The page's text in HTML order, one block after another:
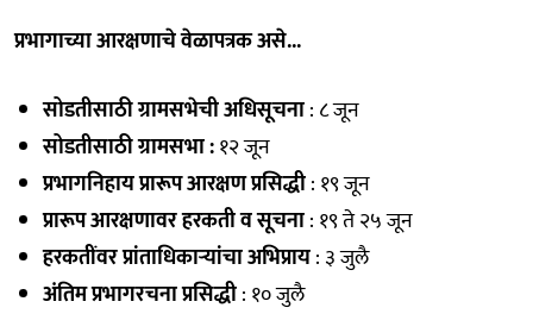
प्रभागाच्या आरक्षणाचे वेळापत्रक असे...
सोडतीसाठी ग्रामसभेची अधिसूचना: ८ जून
सोडतीसाठी ग्रामसभा :१२ जून
प्रभागनिहाय प्रारूप आरक्षण प्रसिद्धी: १९ जून
प्रारूप आरक्षणावर हरकती व सूचना: १९ ते २५ जून
हरकतींवर प्रांताधिकाऱ्यांचा अभिप्राय: ३ जुलै
अंतिम प्रभागरचना प्रसिद्धी: १० जुलै